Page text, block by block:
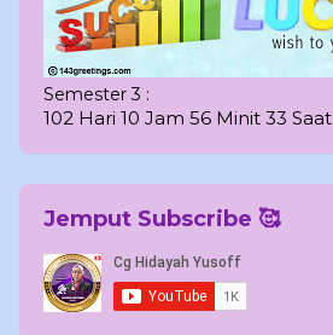
Semester 3 :
102 Hari 10 Jam 56 Minit 32 Saat
Jemput Subscribe 🥰